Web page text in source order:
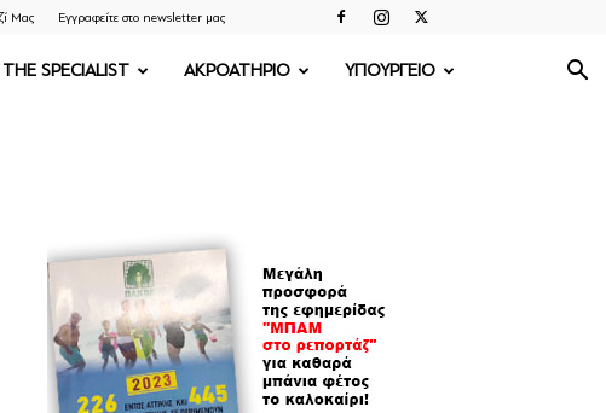
Μας Εγγραφείτε στο newsletter μας
THE SPECIALIST ΑΚΡΟΑΤΗΡΙΟ ΥΠΟΥΡΓΕΙΟ